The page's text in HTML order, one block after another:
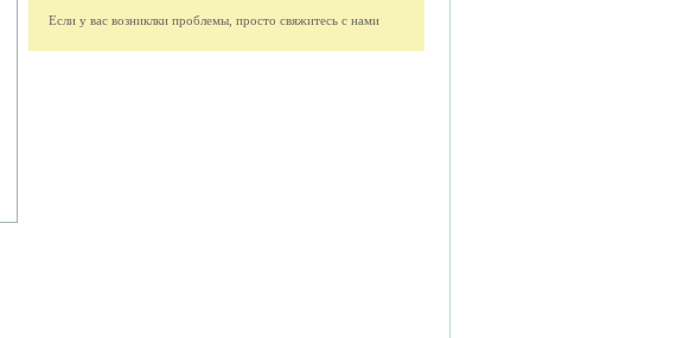
Если у вас возниклки проблемы, просто свяжитесь с нами